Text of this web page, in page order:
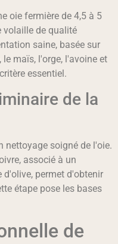
oie fermière de 4,5 à 5
volaille de qualité
saine, basée sur
maïs, l'orge, l'avoine et
essentiel.
de la
nettoyage soigné de l'oie.
associé à un
d'olive, permet d'obtenir
étape pose les bases
de